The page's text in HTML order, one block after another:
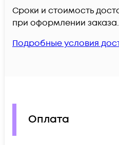
Сроки и стоимость
при оформлении заказа.
Подробные условия
Оплата